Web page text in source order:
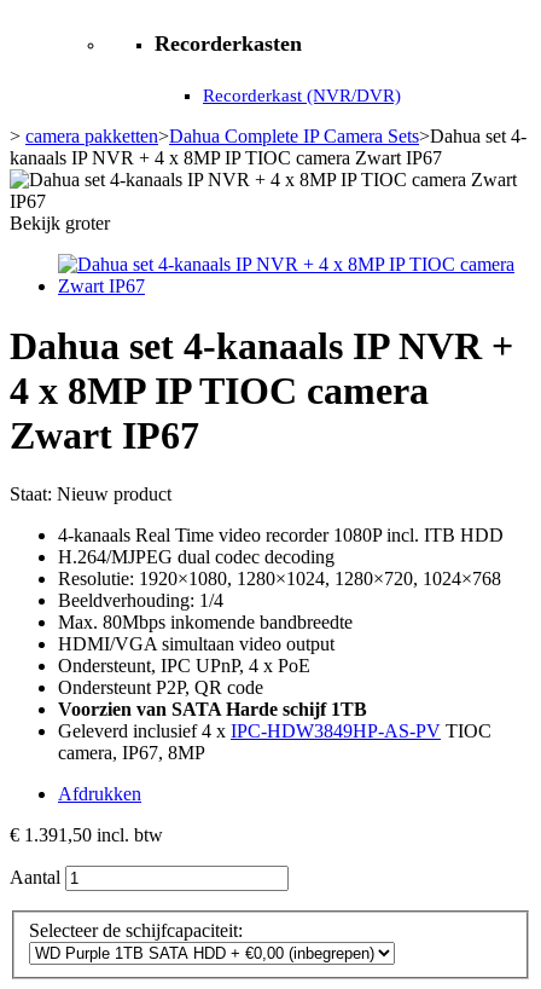
Recorderkasten
Recorderkast (NVR/DVR)
> camera pakketten>Dahua Complete IP Camera Sets>Dahua set 4-
kanaals IP NVR + 4 x 8MP IP TIOC camera Zwart IP67
Bekijk groter
Dahua set 4-kanaals IP NVR +
4 x 8MP IP TIOC camera
Zwart IP67
Staat: Nieuw product
4-kanaals Real Time video recorder 1080P incl. ITB HDD
H.264/MJPEG dual codec decoding
Resolutie: 1920×1080, 1280×1024, 1280×720, 1024×768
Beeldverhouding: 1/4
Max. 80Mbps inkomende bandbreedte
HDMI/VGA simultaan video output
Ondersteunt, IPC UPnP, 4 x PoE
Ondersteunt P2P, QR code
Voorzien van SATA Harde schijf 1TB
Geleverd inclusief 4 x IPC-HDW3849HP-AS-PV TIOC
camera, IP67, 8MP
Afdrukken
€ 1.391,50 incl. btw
Aantal
Selecteer de schijfcapaciteit: